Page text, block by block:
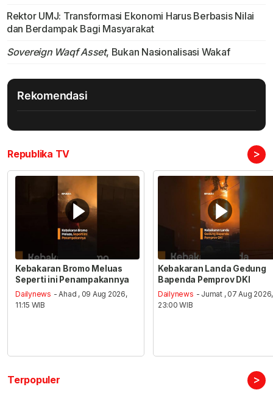
Rektor UMJ: Transformasi Ekonomi Harus Berbasis Nilai
dan Berdampak Bagi Masyarakat
Sovereign Waqf Asset, Bukan Nasionalisasi Wakaf
Rekomendasi
Republika TV >
Kebakaran Bromo Meluas
Seperti ini Penampakannya
Dailynews - Ahad , 09 Aug 2026,
11:15 WIB
Kebakaran Landa Gedung
Bapenda Pemprov DKI
Dailynews - Jumat , 07 Aug 2026,
23:00 WIB
Terpopuler >